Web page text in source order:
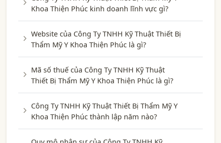
Khoa Thiện Phúc kinh doanh lĩnh vực gì?
Website của Công Ty TNHH Kỹ Thuật Thiết Bị
Thẩm Mỹ Y Khoa Thiện Phúc là gì?
Mã số thuế của Công Ty TNHH Kỹ Thuật
Thiết Bị Thẩm Mỹ Y Khoa Thiện Phúc là gì?
Công Ty TNHH Kỹ Thuật Thiết Bị Thẩm Mỹ Y
Khoa Thiện Phúc thành lập năm nào?